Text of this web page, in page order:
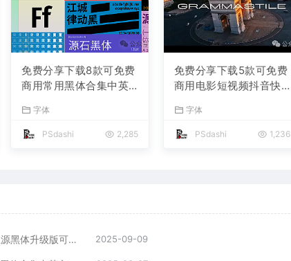
免费分享下载8款可免费
商用常用黑体合集中英
网站汇总平面设计师宣
传海报广告ttf格式名称
字体
PSdashi 2,285
免费分享下载5款可免费
商用电影短视频抖音快
影感Vlog英文字体素材
库PS大师网平面设计宣
字体
PSdashi 1,236
免费分享下载27款梦源黑体3.0思源黑体升级版可以免费商用字体包中文简体PS设计师必备Win Mac软件工具常用ttf格式合集 2025-09-09